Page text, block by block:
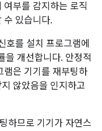
부를 감지하는 로직
수 있습니다.
호를 설치 프로그램에
을 개선합니다. 안정적
램은 기기를 재부팅하
않았음을 인지하고
하므로 기기가 자연스